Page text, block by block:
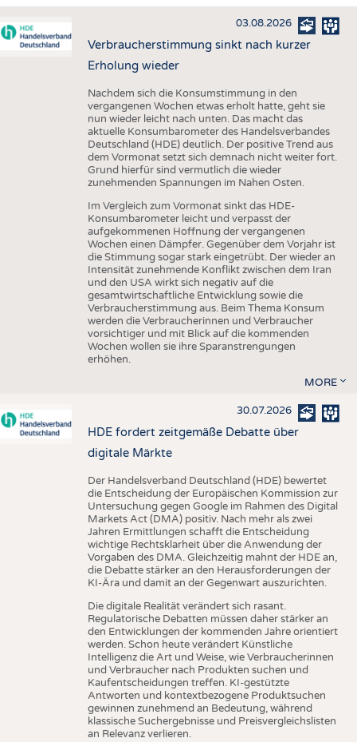
HAUS- UND HEIMTEXTILIEN
BEKLEIDUNG
AUSSCHREIBUNGEN
DTV AUSSCHREIBUNGSDIENST
STATISTICS
ADRESSEN & LINKS
PUBLIKATIONEN
TERMINE
BRANCHENTERMINE
03.08.2026
Verbraucherstimmung sinkt nach kurzer
Erholung wieder
Nachdem sich die Konsumstimmung in den
vergangenen Wochen etwas erholt hatte, geht sie
nun wieder leicht nach unten. Das macht das
aktuelle Konsumbarometer des Handelsverbandes
Deutschland (HDE) deutlich. Der positive Trend aus
dem Vormonat setzt sich demnach nicht weiter fort.
Grund hierfür sind vermutlich die wieder
zunehmenden Spannungen im Nahen Osten.
Im Vergleich zum Vormonat sinkt das HDE-
Konsumbarometer leicht und verpasst der
aufgekommenen Hoffnung der vergangenen
Wochen einen Dämpfer. Gegenüber dem Vorjahr ist
die Stimmung sogar stark eingetrübt. Der wieder an
Intensität zunehmende Konflikt zwischen dem Iran
und den USA wirkt sich negativ auf die
gesamtwirtschaftliche Entwicklung sowie die
Verbraucherstimmung aus. Beim Thema Konsum
werden die Verbraucherinnen und Verbraucher
vorsichtiger und mit Blick auf die kommenden
Wochen wollen sie ihre Sparanstrengungen
erhöhen.
MORE
30.07.2026
HDE fordert zeitgemäße Debatte über
digitale Märkte
Der Handelsverband Deutschland (HDE) bewertet
die Entscheidung der Europäischen Kommission zur
Untersuchung gegen Google im Rahmen des Digital
Markets Act (DMA) positiv. Nach mehr als zwei
Jahren Ermittlungen schafft die Entscheidung
wichtige Rechtsklarheit über die Anwendung der
Vorgaben des DMA. Gleichzeitig mahnt der HDE an,
die Debatte stärker an den Herausforderungen der
KI-Ära und damit an der Gegenwart auszurichten.
Die digitale Realität verändert sich rasant.
Regulatorische Debatten müssen daher stärker an
den Entwicklungen der kommenden Jahre orientiert
werden. Schon heute verändert Künstliche
Intelligenz die Art und Weise, wie Verbraucherinnen
und Verbraucher nach Produkten suchen und
Kaufentscheidungen treffen. KI-gestützte
Antworten und kontextbezogene Produktsuchen
gewinnen zunehmend an Bedeutung, während
klassische Suchergebnisse und Preisvergleichslisten
an Relevanz verlieren.